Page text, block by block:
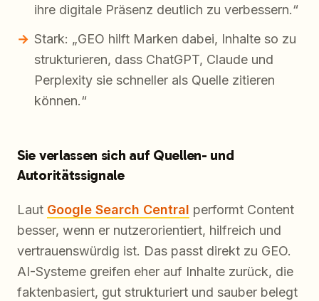
ihre digitale Präsenz deutlich zu verbessern.“
Stark: „GEO hilft Marken dabei, Inhalte so zu
strukturieren, dass ChatGPT, Claude und
Perplexity sie schneller als Quelle zitieren
können.“
Sie verlassen sich auf Quellen- und
Autoritätssignale
Laut Google Search Central performt Content
besser, wenn er nutzerorientiert, hilfreich und
vertrauenswürdig ist. Das passt direkt zu GEO.
AI-Systeme greifen eher auf Inhalte zurück, die
faktenbasiert, gut strukturiert und sauber belegt